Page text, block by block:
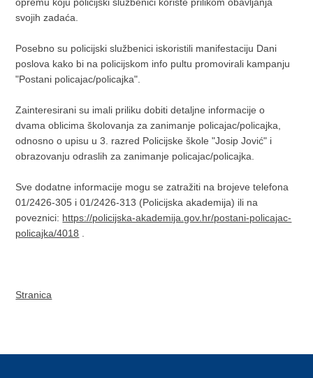
svojih zadaća.
Posebno su policijski službenici iskoristili manifestaciju Dani
poslova kako bi na policijskom info pultu promovirali kampanju
"Postani policajac/policajka".
Zainteresirani su imali priliku dobiti detaljne informacije o
dvama oblicima školovanja za zanimanje policajac/policajka,
odnosno o upisu u 3. razred Policijske škole "Josip Jović" i
obrazovanju odraslih za zanimanje policajac/policajka.
Sve dodatne informacije mogu se zatražiti na brojeve telefona
01/2426-305 i 01/2426-313 (Policijska akademija) ili na
poveznici: https://policijska-akademija.gov.hr/postani-policajac-
policajka/4018
Stranica